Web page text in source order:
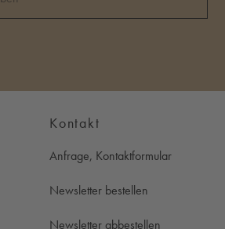
Kontakt
Anfrage, Kontaktformular
Newsletter bestellen
Newsletter abbestellen